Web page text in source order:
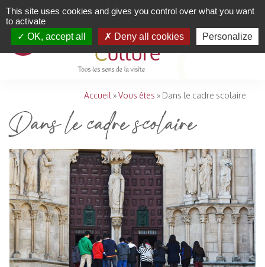
Accueil »Vous êtes » Dans le cadre scolaire
Dans le cadre scolaire
This site uses cookies and gives you control over what you want
to activate
OK, accept all
Deny all cookies Personalize